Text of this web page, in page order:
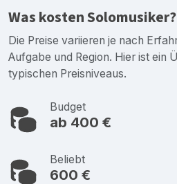
Was kosten Solomusiker?
Die Preise variieren je nach
Aufgabe und Region. Hier ist ein
typischen Preisniveaus.
Budget
ab 400 €
Beliebt
600 €